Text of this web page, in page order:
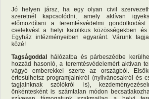
Jó helyen jársz, ha egy olyan civil
szeretnél kapcsolódni, amely aktívan
előmozdítani a teremtésvédelmi
cselekvést a helyi katolikus közösségekben
Egyház intézményeiben egyaránt. Várunk
közé!
Tagságoddal hálózatba és párbeszédbe
hozzád hasonló, a teremtésvédelemért aktívan
vágyó emberekkel szerte az országból.
értesülhetsz programjainkról (nyilvánosakról és
tagjainknak szólókról is),
önkéntesként is számtalan módon